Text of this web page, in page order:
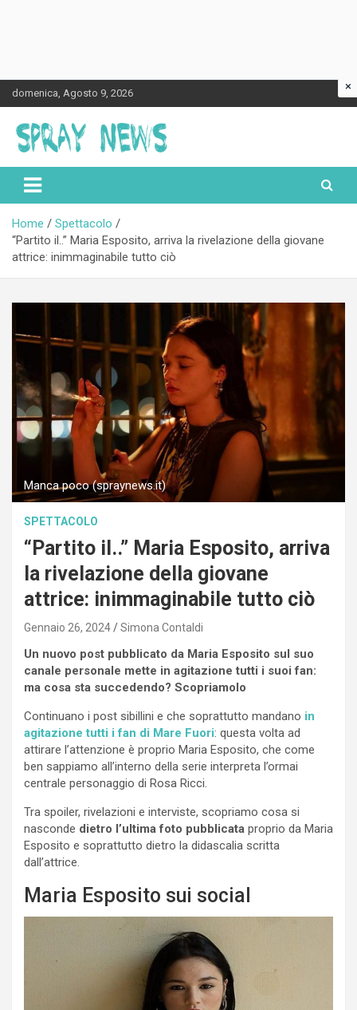
Skip
to
content
domenica, Agosto 9, 2026
Spraynews.it
Home
Spettacolo
“Partito il..” Maria Esposito, arriva la rivelazione della giovane
attrice: inimmaginabile tutto ciò
Manca poco (spraynews.it)
SPETTACOLO
“Partito il..” Maria Esposito, arriva
la rivelazione della giovane
attrice: inimmaginabile tutto ciò
Gennaio 26, 2024 Simona Contaldi
Un nuovo post pubblicato da Maria Esposito sul suo
canale personale mette in agitazione tutti i suoi fan:
ma cosa sta succedendo? Scopriamolo
Continuano i post sibillini e che soprattutto mandano in
agitazione tutti i fan di Mare Fuori: questa volta ad
attirare l’attenzione è proprio Maria Esposito, che come
ben sappiamo all’interno della serie interpreta l’ormai
centrale personaggio di Rosa Ricci.
Tra spoiler, rivelazioni e interviste, scopriamo cosa si
nasconde dietro l’ultima foto pubblicata proprio da Maria
Esposito e soprattutto dietro la didascalia scritta
dall’attrice.
Maria Esposito sui social
×